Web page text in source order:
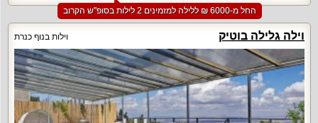
החל מ-‏6000 ₪ ללילה למזמינים 2 לילות בסופ"ש הקרוב
וילה גלילה בוטיק וילות בנוף כנרת